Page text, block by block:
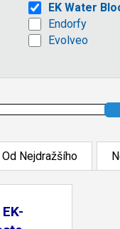
EK Water
Endorfy
Evolveo
Od Nejdražšího